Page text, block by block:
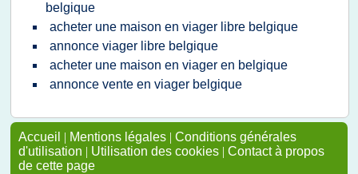
belgique
acheter une maison en viager libre belgique
annonce viager libre belgique
acheter une maison en viager en belgique
annonce vente en viager belgique
Accueil | Mentions légales | Conditions générales
d'utilisation | Utilisation des cookies | Contact à propos
de cette page